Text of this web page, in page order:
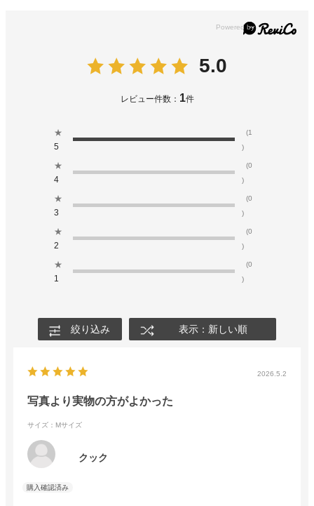
5.0
レビュー件数： 1件
★
5
(1
)
★
4
(0
)
★
3
(0
)
★
2
(0
)
★
1
(0
)
絞り込み 表示：新しい順
2026.5.2
写真より実物の方がよかった
サイズ：Mサイズ
クック